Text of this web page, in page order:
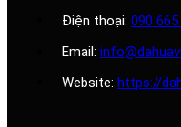
Điện thoại: 090 665
Email:
Website: https://